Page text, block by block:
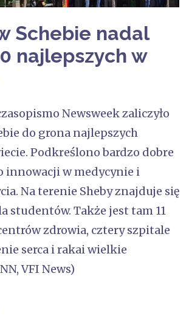
Schebie nadal
najlepszych w
Newsweek zaliczyło
do grona najlepszych
Podkreślono bardzo dobre
innowacji w medycynie i
Na terenie Sheby znajduje się
studentów. Także jest tam 11
zdrowia, cztery szpitale
serca i rakai wielkie
VFI News)